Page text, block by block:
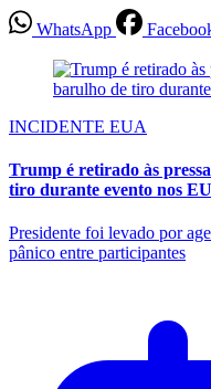
WhatsApp
INCIDENTE EUA
Trump é retirado às
tiro durante evento nos
Presidente foi levado por
pânico entre participantes